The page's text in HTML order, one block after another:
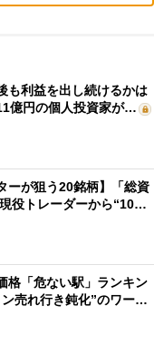
も利益を出し続けるかは
億円の個人投資家が…
ーが狙う20銘柄】「総資
役トレーダーから“10…
格「危ない駅」ランキン
売れ行き鈍化”のワー…